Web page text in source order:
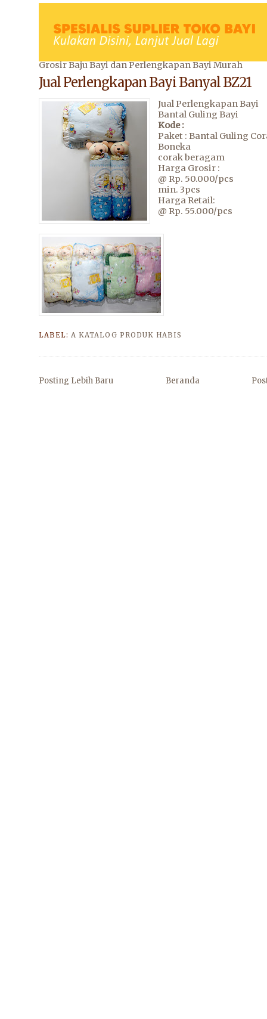
Grosir Baju Bayi dan Perlengkapan Bayi Murah
Jual Perlengkapan Bayi Banyal BZ21
Jual Perlengkapan Bayi
Bantal Guling Bayi
Kode :
Paket : Bantal Guling
Boneka
corak beragam
Harga Grosir :
@ Rp. 50.000/pcs
min. 3pcs
Harga Retail:
@ Rp. 55.000/pcs
LABEL:A KATALOG PRODUK HABIS
Posting Lebih Baru Beranda